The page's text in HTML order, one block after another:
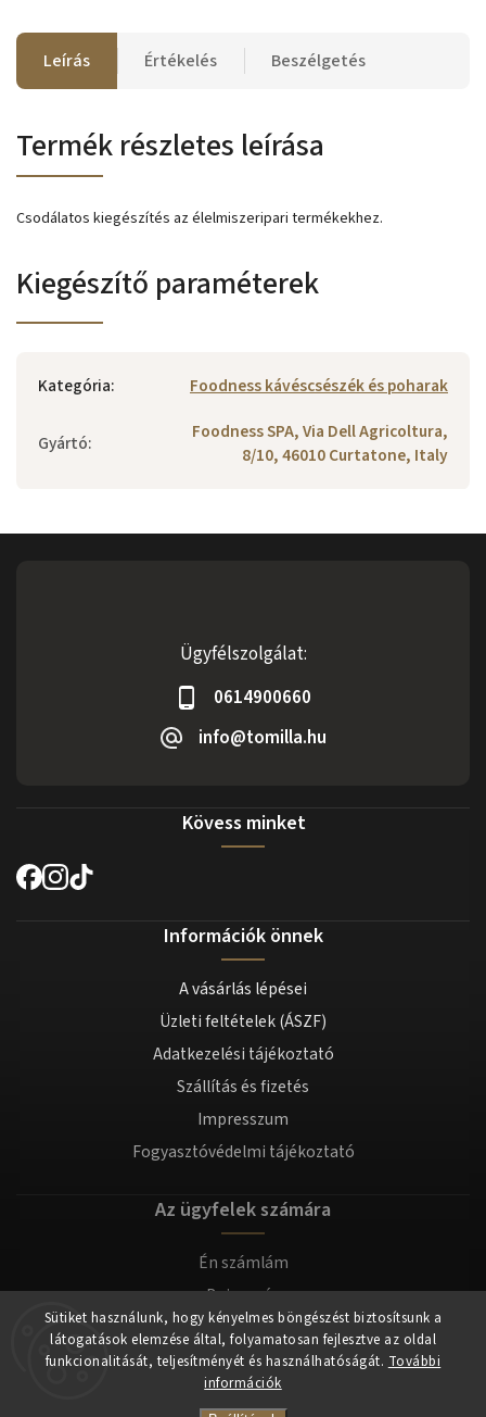
Sütiket használunk, hogy kényelmes böngészést biztosítsunk a
látogatások elemzése által, folyamatosan fejlesztve az oldal
funkcionalitását, teljesítményét és használhatóságát. További
információk
Leírás Értékelés Beszélgetés
Termék részletes leírása
Csodálatos kiegészítés az élelmiszeripari termékekhez.
Kiegészítő paraméterek
Kategória: Foodness kávéscsészék és poharak
Gyártó:
Foodness SPA, Via Dell Agricoltura,
8/10, 46010 Curtatone, Italy
Ügyfélszolgálat:
0614900660
info@tomilla.hu
Kövess minket
Információk önnek
A vásárlás lépései
Üzleti feltételek (ÁSZF)
Adatkezelési tájékoztató
Szállítás és fizetés
Impresszum
Fogyasztóvédelmi tájékoztató
Az ügyfelek számára
Én számlám
Bejegyzés
Bejelentkezés